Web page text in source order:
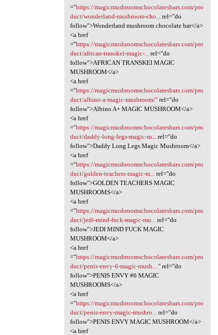
="https://magicmushroomschocolatesbars.com/pro
duct/wonderland-mushroom-cho...
rel="do
follow">Wonderland mushroom chocolate bar</a>
<a href
="https://magicmushroomschocolatesbars.com/pro
duct/african-transkei-magic-...
rel="do
follow">AFRICAN TRANSKEI MAGIC
MUSHROOM</a>
<a href
="https://magicmushroomschocolatesbars.com/pro
duct/albino-a-magic-mushroom/"rel="do
follow">Albino A+ MAGIC MUSHROOM</a>
<a href
="https://magicmushroomschocolatesbars.com/pro
duct/daddy-long-legs-magic-m...
rel="do
follow">Daddy Long Legs Magic Mushroom</a>
<a href
="https://magicmushroomschocolatesbars.com/pro
duct/golden-teachers-magic-m...
rel="do
follow">GOLDEN TEACHERS MAGIC
MUSHROOMS</a>
<a href
="https://magicmushroomschocolatesbars.com/pro
duct/jedi-mind-fuck-magic-mu...
rel="do
follow">JEDI MIND FUCK MAGIC
MUSHROOM</a>
<a href
="https://magicmushroomschocolatesbars.com/pro
duct/penis-envy-6-magic-mush...
" rel="do
follow">PENIS ENVY #6 MAGIC
MUSHROOMS</a>
<a href
="https://magicmushroomschocolatesbars.com/pro
duct/penis-envy-magic-mushro...
rel="do
follow">PENIS ENVY MAGIC MUSHROOM</a>
<a href